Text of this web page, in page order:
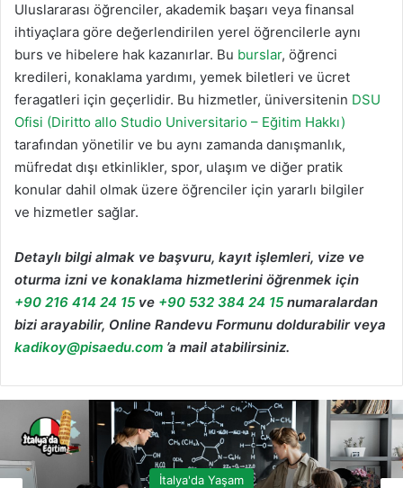
Uluslararası öğrenciler, akademik başarı veya finansal
ihtiyaçlara göre değerlendirilen yerel öğrencilerle aynı
burs ve hibelere hak kazanırlar. Bu burslar, öğrenci
kredileri, konaklama yardımı, yemek biletleri ve ücret
feragatleri için geçerlidir. Bu hizmetler, üniversitenin DSU
Ofisi (Diritto allo Studio Universitario – Eğitim Hakkı)
tarafından yönetilir ve bu aynı zamanda danışmanlık,
müfredat dışı etkinlikler, spor, ulaşım ve diğer pratik
konular dahil olmak üzere öğrenciler için yararlı bilgiler
ve hizmetler sağlar.
Detaylı bilgi almak ve başvuru, kayıt işlemleri, vize ve
oturma izni ve konaklama hizmetlerini öğrenmek için
+90 216 414 24 15 ve +90 532 384 24 15numaralardan
bizi arayabilir, Online Randevu Formunu doldurabilir veya
kadikoy@pisaedu.com ’a mail atabilirsiniz.
İtalya'da Yaşam